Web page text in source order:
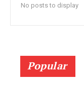
No posts to display
Popular